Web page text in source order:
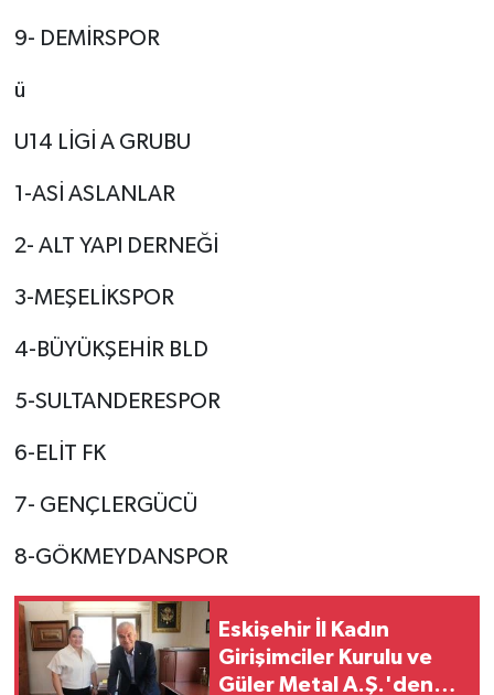
9- DEMİRSPOR
ü
U14 LİGİ A GRUBU
1-ASİ ASLANLAR
2- ALT YAPI DERNEĞİ
3-MEŞELİKSPOR
4-BÜYÜKŞEHİR BLD
5-SULTANDERESPOR
6-ELİT FK
7- GENÇLERGÜCÜ
8-GÖKMEYDANSPOR
Eskişehir İl Kadın
Girişimciler Kurulu ve
Güler Metal A.Ş.'den